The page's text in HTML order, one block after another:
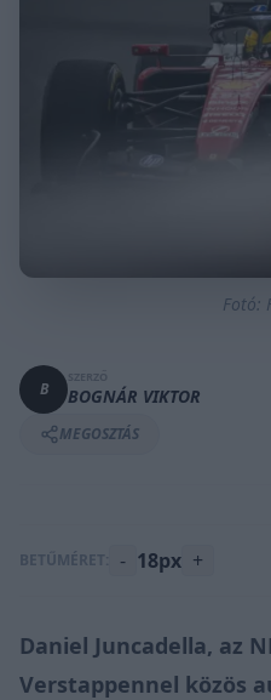
Fotó:
B BOGNÁR VIKTOR
MEGOSZTÁS
BETŰMÉRET: - 18px +
Daniel Juncadella, az
Verstappennel közös